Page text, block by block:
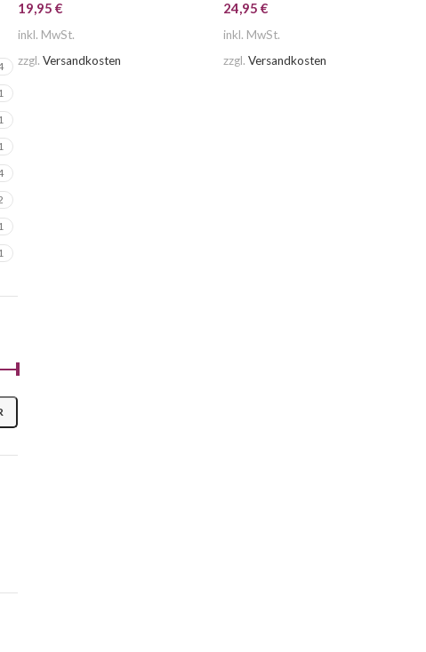
1
1
1
1
1
19,95 €
inkl. MwSt.
zzgl. Versandkosten
24,95 €
inkl. MwSt.
zzgl. Versandkosten